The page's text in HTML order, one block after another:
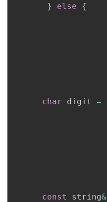
} else {
char digit =
const string&